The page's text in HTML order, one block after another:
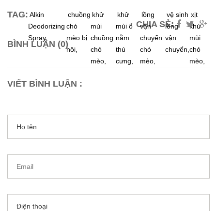
TAG: Alkin
Deodorizing
Spray,
chuồng
chó
mèo bị
hôi,
khử
mùi
chuồng
chó
mèo,
khử
mùi ổ
nằm
thú
cưng,
lồng
vận
chuyển
chó
mèo,
vệ sinh
lồng
vận
chuyển,
xịt
khử
mùi
chó
mèo,
CHIA SẺ:
BÌNH LUẬN (0)
VIẾT BÌNH LUẬN :